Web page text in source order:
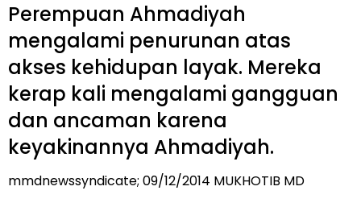
Perempuan Ahmadiyah
mengalami penurunan atas
akses kehidupan layak. Mereka
kerap kali mengalami gangguan
dan ancaman karena
keyakinannya Ahmadiyah.
mmdnewssyndicate; 09/12/2014 MUKHOTIB MD